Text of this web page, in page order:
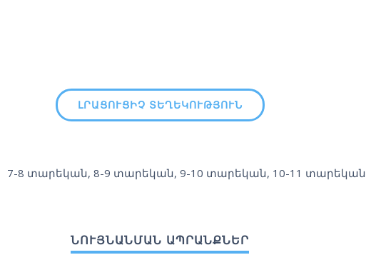
ԼՐԱՑՈՒՑԻՉ ՏԵՂԵԿՈՒԹՅՈՒՆ
7-8 տարեկան, 8-9 տարեկան, 9-10 տարեկան, 10-11 տարեկան
ՆՈՒՅՆԱՆՄԱՆ ԱՊՐԱՆՔՆԵՐ